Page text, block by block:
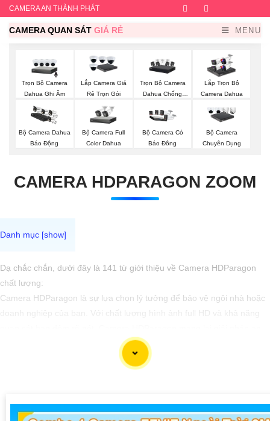
CAMERA AN THÀNH PHÁT Facebook
CAMERA QUAN SÁT GIÁ RẺ MENU
Trọn Bộ Camera
Dahua Ghi Âm
Lắp Camera Giá
Rẻ Trọn Gói
Trọn Bộ Camera
Dahua Chống
Lắp Trọn Bộ
Camera Dahua
Bộ Camera Dahua
Báo Động
Bộ Camera Full
Color Dahua
Bộ Camera Có
Báo Đông
Bộ Camera
Chuyên Dụng
CAMERA HDPARAGON ZOOM
Dạ chắc chắn, dưới đây là 141 từ giới thiệu về Camera HDParagon
chất lượng:
Camera HDParagon là sự lựa chọn lý tưởng để bảo vệ ngôi nhà hoặc
ninh hiệu quả. Thiết kế nhỏ gọn và dễ lắp đặt, nâng cao an toàn bạn
có thể giám sát mọi lúc, mọi nơi thông qua công nghệ kết nối Internet.